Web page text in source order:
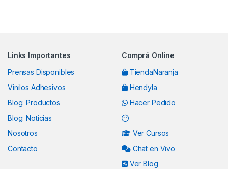
Links Importantes
Prensas Disponibles
Vinilos Adhesivos
Blog: Productos
Blog: Noticias
Nosotros
Contacto
Comprá Online
TiendaNaranja
Hendyla
Hacer Pedido
Ver Cursos
Chat en Vivo
Ver Blog